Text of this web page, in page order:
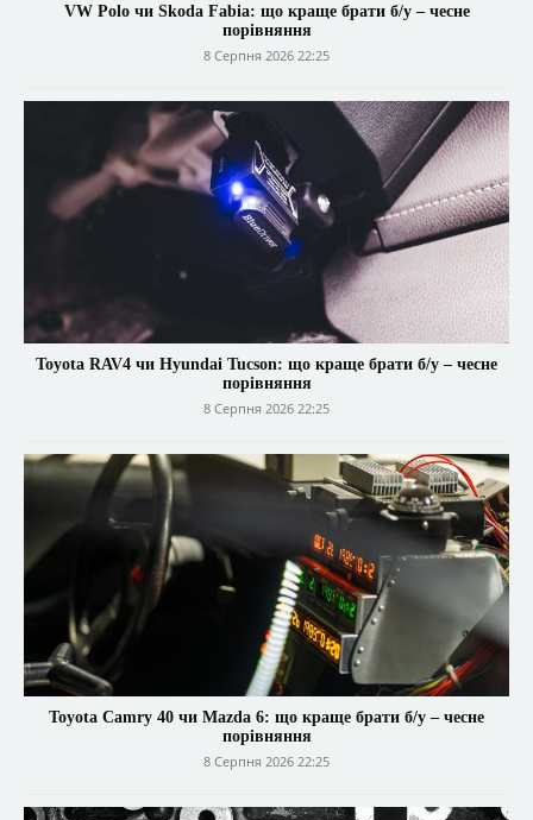
VW Polo чи Skoda Fabia: що краще брати б/у – чесне
порівняння
8 Серпня 2026 22:25
Toyota RAV4 чи Hyundai Tucson: що краще брати б/у – чесне
порівняння
8 Серпня 2026 22:25
Toyota Camry 40 чи Mazda 6: що краще брати б/у – чесне
порівняння
8 Серпня 2026 22:25